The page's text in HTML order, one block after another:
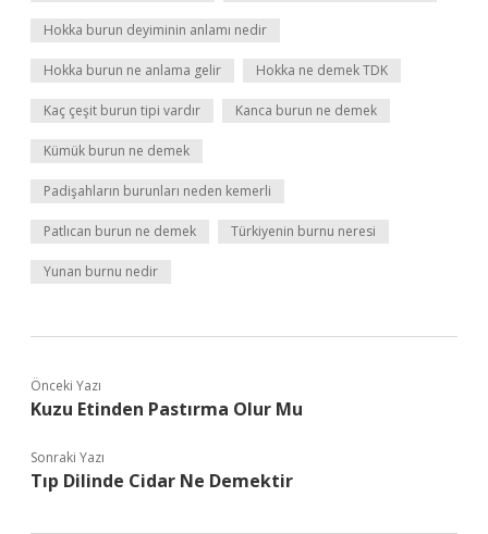
Hokka burun deyiminin anlamı nedir
Hokka burun ne anlama gelir Hokka ne demek TDK
Kaç çeşit burun tipi vardır Kanca burun ne demek
Kümük burun ne demek
Padişahların burunları neden kemerli
Patlıcan burun ne demek Türkiyenin burnu neresi
Yunan burnu nedir
Önceki Yazı
Kuzu Etinden Pastırma Olur Mu
Sonraki Yazı
Tıp Dilinde Cidar Ne Demektir